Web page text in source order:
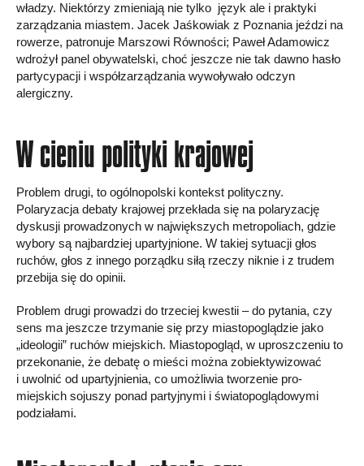
władzy. Niektórzy zmieniają nie tylko język ale i praktyki
zarządzania miastem. Jacek Jaśkowiak z Poznania jeździ na
rowerze, patronuje Marszowi Równości; Paweł Adamowicz
wdrożył panel obywatelski, choć jeszcze nie tak dawno hasło
partycypacji i współzarządzania wywoływało odczyn
alergiczny.
W cieniu polityki krajowej
Problem drugi, to ogólnopolski kontekst polityczny.
Polaryzacja debaty krajowej przekłada się na polaryzację
dyskusji prowadzonych w największych metropoliach, gdzie
wybory są najbardziej upartyjnione. W takiej sytuacji głos
ruchów, głos z innego porządku siłą rzeczy niknie i z trudem
przebija się do opinii.
Problem drugi prowadzi do trzeciej kwestii – do pytania, czy
sens ma jeszcze trzymanie się przy miastopoglądzie jako
„ideologii” ruchów miejskich. Miastopogląd, w uproszczeniu to
przekonanie, że debatę o mieści można zobiektywizować
i uwolnić od upartyjnienia, co umożliwia tworzenie pro-
miejskich sojuszy ponad partyjnymi i światopoglądowymi
podziałami.